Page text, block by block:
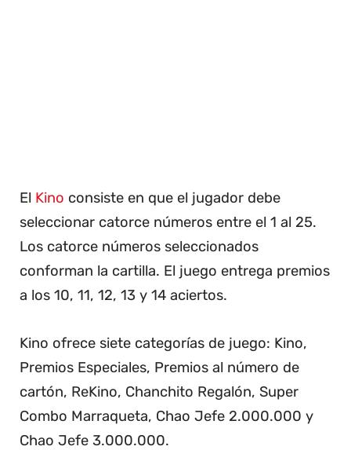
El Kino consiste en que el jugador debe
seleccionar catorce números entre el 1 al 25.
Los catorce números seleccionados
conforman la cartilla. El juego entrega premios
a los 10, 11, 12, 13 y 14 aciertos.
Kino ofrece siete categorías de juego: Kino,
Premios Especiales, Premios al número de
cartón, ReKino, Chanchito Regalón, Super
Combo Marraqueta, Chao Jefe 2.000.000 y
Chao Jefe 3.000.000.